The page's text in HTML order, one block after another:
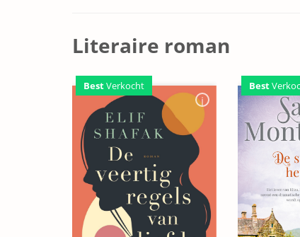
Literaire roman
BestVerkocht Best